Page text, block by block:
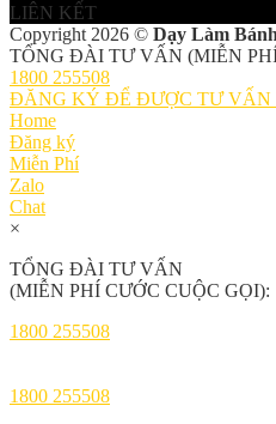
LIÊN KẾT
Copyright 2026 © Dạy Làm
TỔNG ĐÀI TƯ VẤN (MIỄN
1800 255508
ĐĂNG KÝ ĐỂ ĐƯỢC TƯ VẤN
Home
Đăng ký
Miễn Phí
Zalo
Chat
×
TỔNG ĐÀI TƯ VẤN
(MIỄN PHÍ CƯỚC CUỘC GỌI):
1800 255508
1800 255508